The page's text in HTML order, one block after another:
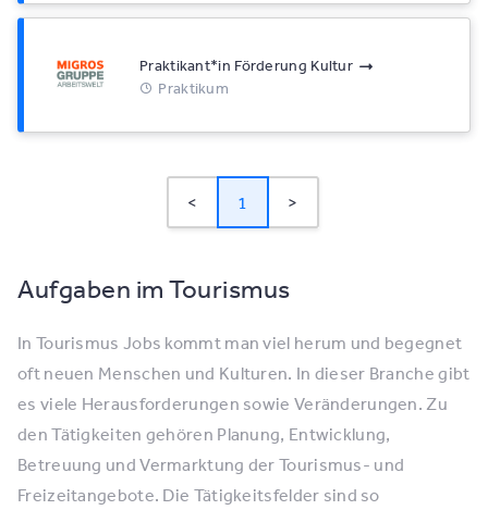
Praktikant*​in Förderung Kultur
Praktikum
< 1 >
Aufgaben im Tourismus
In Tourismus Jobs kommt man viel herum und begegnet
oft neuen Menschen und Kulturen. In dieser Branche gibt
es viele Herausforderungen sowie Veränderungen. Zu
den Tätigkeiten gehören Planung, Entwicklung,
Betreuung und Vermarktung der Tourismus- und
Freizeitangebote. Die Tätigkeitsfelder sind so